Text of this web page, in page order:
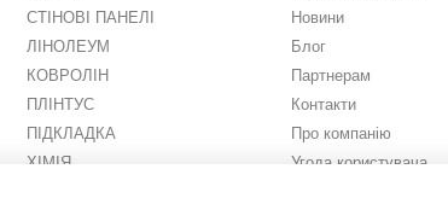
СТІНОВІ ПАНЕЛІ
ЛІНОЛЕУМ
КОВРОЛІН
ПЛІНТУС
ПІДКЛАДКА
ХІМІЯ
Новини
Блог
Партнерам
Контакти
Про компанію
Угода користувача